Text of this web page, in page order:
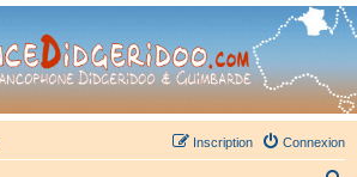
Didgeridoo - retrouvez la communauté.
Connexion
Inscription